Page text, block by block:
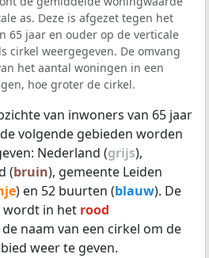
as. Deze is afgezet tegen het
65 jaar en ouder op de verticale
cirkel weergegeven. De omvang
het aantal woningen in een
hoe groter de cirkel.
van inwoners van 65 jaar
volgende gebieden worden
Nederland (grijs),
(bruin), gemeente Leiden
) en 52 buurten (blauw). De
wordt in het rood
naam van een cirkel om de
weer te geven.